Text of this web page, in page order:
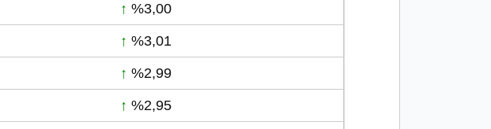
↑ %3,00
↑ %3,01
↑ %2,99
↑ %2,95